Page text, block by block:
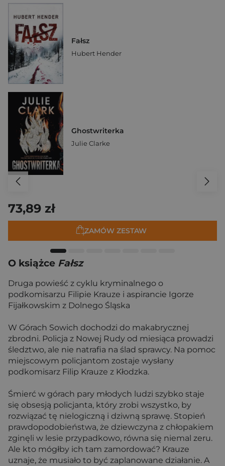
Fałsz
Hubert Hender
Ghostwriterka
Julie Clarke
73,89 zł
ZAMÓW ZESTAW
O książce Fałsz
Druga powieść z cyklu kryminalnego o
podkomisarzu Filipie Krauze i aspirancie Igorze
Fijałkowskim z Dolnego Śląska
W Górach Sowich dochodzi do makabrycznej
zbrodni. Policja z Nowej Rudy od miesiąca prowadzi
śledztwo, ale nie natrafia na ślad sprawcy. Na pomoc
miejscowym policjantom zostaje wysłany
podkomisarz Filip Krauze z Kłodzka.
Śmierć w górach pary młodych ludzi szybko staje
się obsesją policjanta, który zrobi wszystko, by
rozwiązać tę nielogiczną i dziwną sprawę. Stopień
prawdopodobieństwa, że dziewczyna z chłopakiem
zginęli w lesie przypadkowo, równa się niemal zeru.
Ale kto mógłby ich tam zamordować? Krauze
uznaje, że musiało to być zaplanowane działanie. A